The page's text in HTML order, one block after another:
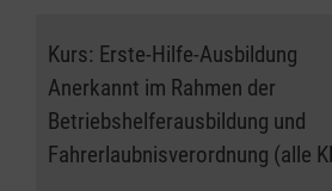
Kurs: Erste-Hilfe-Ausbildung
Anerkannt im Rahmen der
Betriebshelferausbildung und
Fahrerlaubnisverordnung (alle